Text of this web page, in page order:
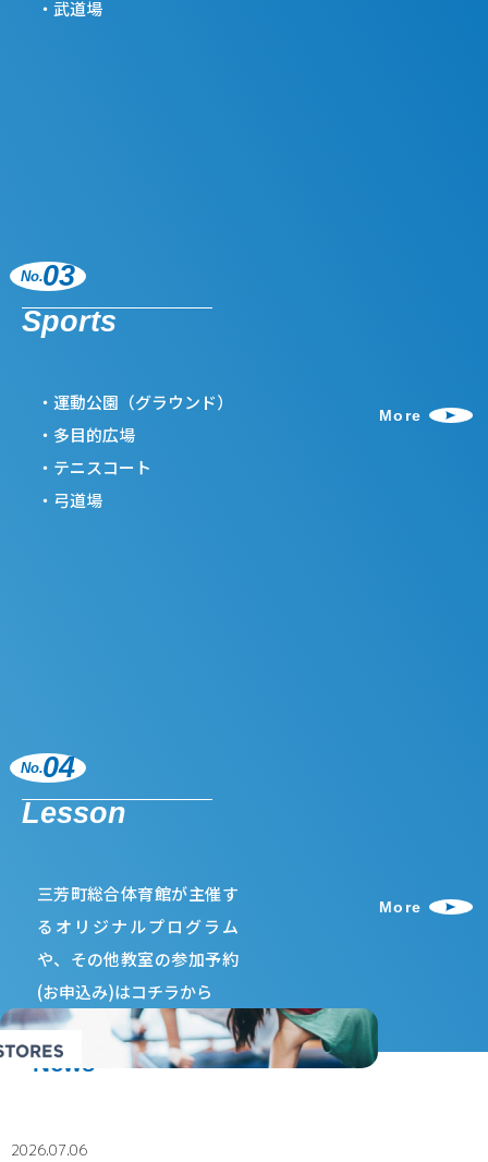
武道場
No.03
Sports
運動公園（グラウンド）
多目的広場
テニスコート
弓道場
More
No.04
Lesson
三芳町総合体育館が主催す
るオリジナルプログラム
や、その他教室の参加予約
(お申込み)はコチラから
More
News
2026.07.06